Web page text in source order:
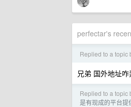
perfectar's
Replied to a topic
兄弟 国外地址
Replied to a topic
是有现成的平台提